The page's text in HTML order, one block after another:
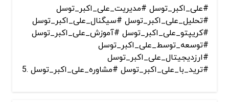
#علی_اکبر_توسل #مدیریت_علی_اکبر_توسل
#تحلیل_علی_اکبر_توسل #سیگنال_علی_اکبر_توسل
#کریپتو_علی_اکبر_توسل #آموزش_علی_اکبر_توسل
#توسعه_توسط_علی_اکبر_توسل
#ارزدیجیتال_علی_اکبر_توسل
#ترید_با_علی_اکبر_توسل #مشاوره_علی_اکبر_توسل .5